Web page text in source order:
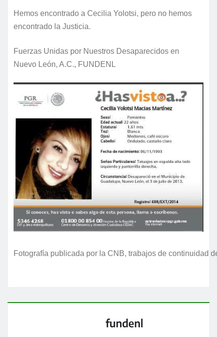
Hemos encontrado a Cecilia Yolotsi, pero no hemos
encontrado la Justicia.
Fuerzas Unidas por Nuestros Desaparecidos en
Nuevo León, A.C., FUNDENL
Fotografía publicada por la CNB, trabajos de continuidad
fundenl